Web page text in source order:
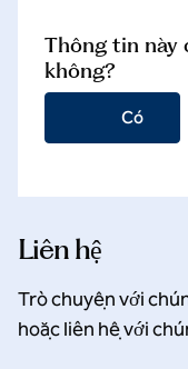
Thông tin này
không?
Có
Liên hệ
Trò chuyện với
hoặc liên hệ với